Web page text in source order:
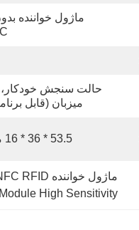
میزبان (قابل
53.5 * 36 * 16 میلی متر
ماژول خواننده QR NFC RFID,خواننده QR NFC RFID تعبیه شده,ماژول خواننده QR NFC RFID با حساسیت بالا
High Sensitivity